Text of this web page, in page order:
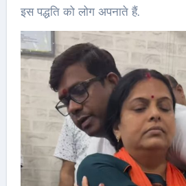
इस पद्धति को लोग अपनाते हैं.